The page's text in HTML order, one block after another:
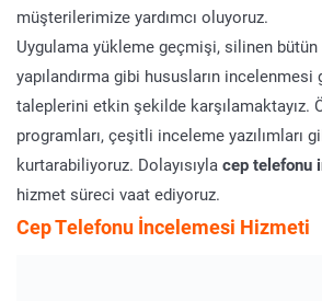
müşterilerimize yardımcı oluyoruz.
Uygulama yükleme geçmişi, silinen
yapılandırma gibi hususların
taleplerini etkin şekilde karşılamaktayız.
programları, çeşitli inceleme yazılımları
kurtarabiliyoruz. Dolayısıyla cep telefonu
hizmet süreci vaat ediyoruz.
Cep Telefonu İncelemesi Hizmeti